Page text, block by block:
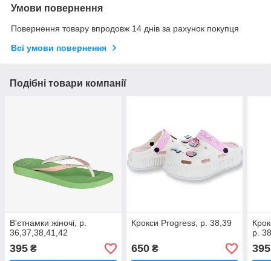
Умови повернення
Повернення товару впродовж 14 днів за рахунок покупця
Всі умови повернення
Подібні товари компанії
В'єтнамки жіночі, р.
36,37,38,41,42
395 ₴
Крокси Progress, р. 38,39
650₴
р.
395